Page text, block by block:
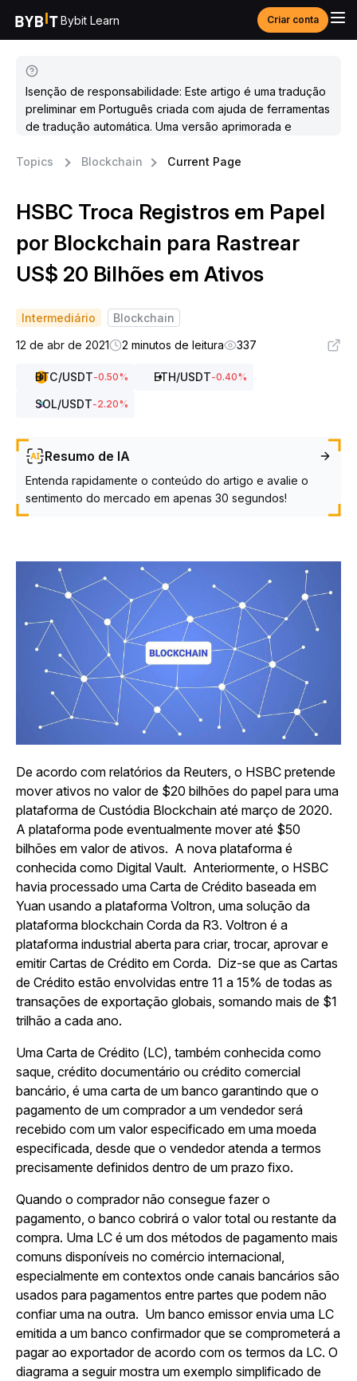
Bybit Learn Criar conta
Isenção de responsabilidade: Este artigo é uma tradução
preliminar em Português criada com ajuda de ferramentas
de tradução automática. Uma versão aprimorada e
Topics
Blockchain Current Page
HSBC Troca Registros em Papel
por Blockchain para Rastrear
US$ 20 Bilhões em Ativos
Intermediário
Blockchain
12 de abr de 2021
2 minutos de leitura 337
BTC/USDT-0.50% ETH/USDT-0.40%
SOL/USDT-2.20%
Resumo de IA
Entenda rapidamente o conteúdo do artigo e avalie o
sentimento do mercado em apenas 30 segundos!
De acordo com relatórios da Reuters , o HSBC pretende
mover ativos no valor de $20 bilhões do papel para uma
plataforma de Custódia Blockchain até março de 2020.
A plataforma pode eventualmente mover até $50
bilhões em valor de ativos. A nova plataforma é
conhecida como Digital Vault. Anteriormente, o HSBC
havia processado uma Carta de Crédito baseada em
Yuan usando a plataforma Voltron, uma solução da
plataforma blockchain Corda da R3. Voltron é a
plataforma industrial aberta para criar, trocar, aprovar e
emitir Cartas de Crédito em Corda. Diz-se que as Cartas
de Crédito estão envolvidas entre 11 a 15% de todas as
transações de exportação globais, somando mais de $1
trilhão a cada ano.
Uma Carta de Crédito (LC), também conhecida como
saque, crédito documentário ou crédito comercial
bancário, é uma carta de um banco garantindo que o
pagamento de um comprador a um vendedor será
recebido com um valor especificado em uma moeda
especificada, desde que o vendedor atenda a termos
precisamente definidos dentro de um prazo fixo.
Quando o comprador não consegue fazer o
pagamento, o banco cobrirá o valor total ou restante da
compra. Uma LC é um dos métodos de pagamento mais
comuns disponíveis no comércio internacional,
especialmente em contextos onde canais bancários são
usados para pagamentos entre partes que podem não
confiar uma na outra. Um banco emissor envia uma LC
emitida a um banco confirmador que se comprometerá a
pagar ao exportador de acordo com os termos da LC. O
diagrama a seguir mostra um exemplo simplificado de